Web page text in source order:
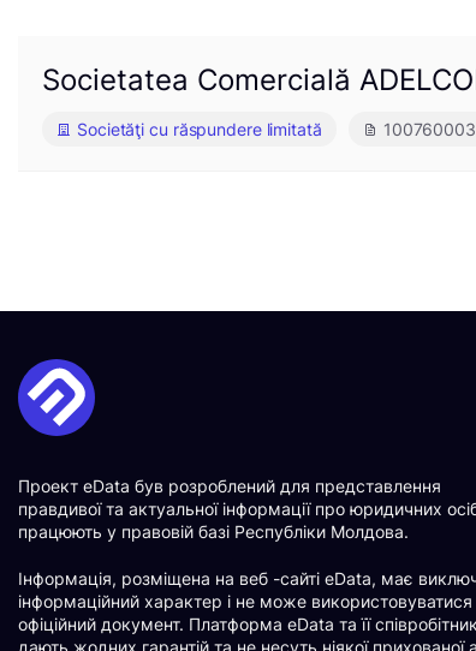
Societatea Comercială
Societăţi cu răspundere limitată
Проект eData був розроблений для представлення
правдивої та актуальної інформації про юридичних
працюють у правовій базі Республіки Молдова.
Інформація, розміщена на веб -сайті eData, має
інформаційний характер і не може використовуватися
офіційний документ. Платформа eData та її
дають жодних гарантій та не несуть ніякої прихованої